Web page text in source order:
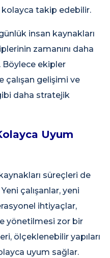
takip edebilir.
insan kaynakları
zamanını daha
Böylece ekipler
çalışan gelişimi ve
daha stratejik
Uyum
süreçleri de
çalışanlar, yeni
ihtiyaçlar,
yönetilmesi zor bir
ölçeklenebilir yapıları
uyum sağlar.